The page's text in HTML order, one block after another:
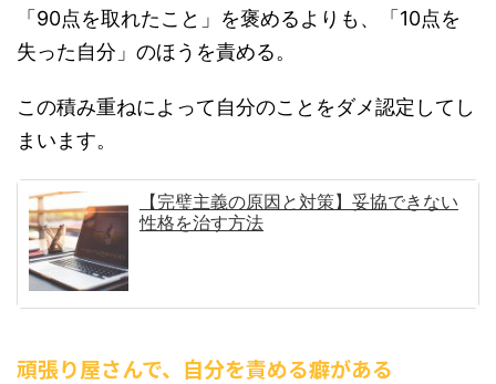
「90点を取れたこと」を褒めるよりも、「10点を
失った自分」のほうを責める。
この積み重ねによって自分のことをダメ認定してし
まいます。
【完璧主義の原因と対策】妥協できない
性格を治す方法
頑張り屋さんで、自分を責める癖がある